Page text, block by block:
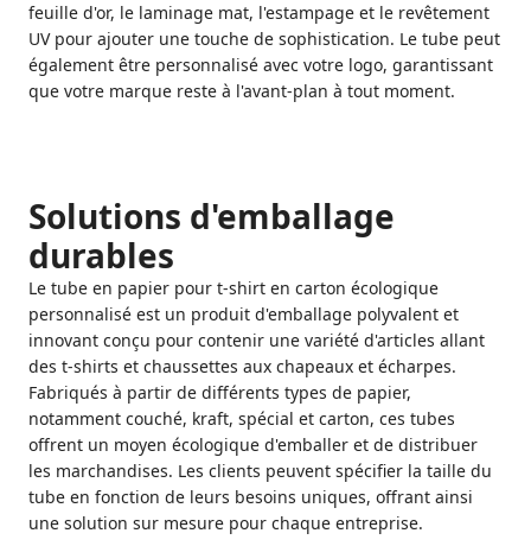
feuille d'or, le laminage mat, l'estampage et le revêtement
UV pour ajouter une touche de sophistication. Le tube peut
également être personnalisé avec votre logo, garantissant
que votre marque reste à l'avant-plan à tout moment.
Solutions d'emballage
durables
Le tube en papier pour t-shirt en carton écologique
personnalisé est un produit d'emballage polyvalent et
innovant conçu pour contenir une variété d'articles allant
des t-shirts et chaussettes aux chapeaux et écharpes.
Fabriqués à partir de différents types de papier,
notamment couché, kraft, spécial et carton, ces tubes
offrent un moyen écologique d'emballer et de distribuer
les marchandises. Les clients peuvent spécifier la taille du
tube en fonction de leurs besoins uniques, offrant ainsi
une solution sur mesure pour chaque entreprise.